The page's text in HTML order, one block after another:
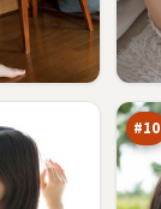
#10
天
际
追
击
89
万